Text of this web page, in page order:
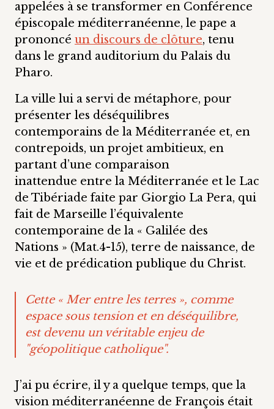
appelées à se transformer en Conférence
épiscopale méditerranéenne, le pape a
prononcé un discours de clôture, tenu
dans le grand auditorium du Palais du
Pharo.
La ville lui a servi de métaphore, pour
présenter les déséquilibres
contemporains de la Méditerranée et, en
contrepoids, un projet ambitieux, en
partant d’une comparaison
inattendue entre la Méditerranée et le Lac
de Tibériade faite par Giorgio La Pera, qui
fait de Marseille l’équivalente
contemporaine de la « Galilée des
Nations » (Mat.4-15), terre de naissance, de
vie et de prédication publique du Christ.
Cette « Mer entre les terres », comme
espace sous tension et en déséquilibre,
est devenu un véritable enjeu de
"géopolitique catholique".
J’ai pu écrire, il y a quelque temps, que la
vision méditerranéenne de François était